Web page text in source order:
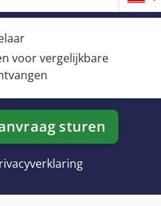
voor vergelijkbare
sturen